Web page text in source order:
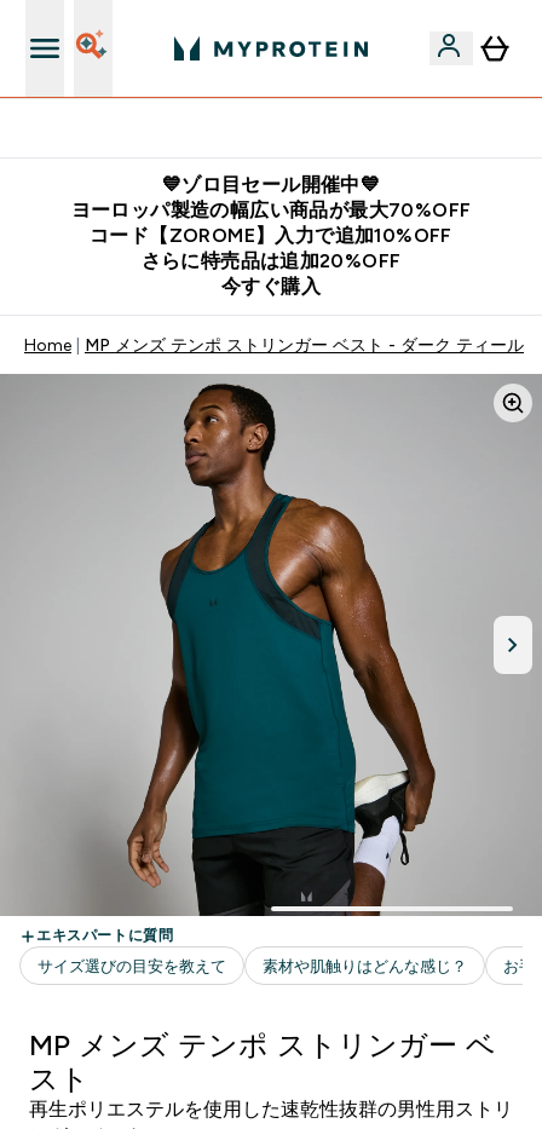
💙ゾロ目セール開催中💙
ヨーロッパ製造の幅広い商品が最大70%OFF
コード【ZOROME】入力で追加10%OFF
さらに特売品は追加20%OFF
今すぐ購入
Home MP メンズ テンポ ストリンガー ベスト - ダーク ティール
MP メンズ テンポ ストリンガー ベ
スト
再生ポリエステルを使用した速乾性抜群の男性用ストリ